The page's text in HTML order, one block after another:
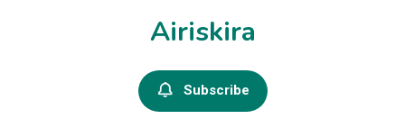
Airiskira
Subscribe